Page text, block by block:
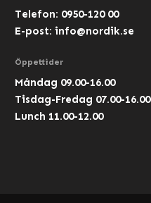
Telefon: 0950-120 00
E-post: info@nordik.se
Öppettider
Måndag 09.00-16.00
Tisdag-Fredag 07.00-16.00
Lunch 11.00-12.00